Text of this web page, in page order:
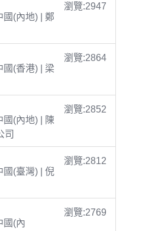
瀏覽:2947
國(內地) | 鄭
瀏覽:2864
國(香港) | 梁
瀏覽:2852
國(內地) | 陳
司
瀏覽:2812
國(臺灣) | 倪
瀏覽:2769
國(內